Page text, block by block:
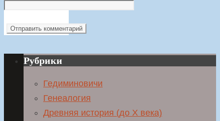
Рубрики
Гедиминовичи
Генеалогия
Древняя история (до X века)